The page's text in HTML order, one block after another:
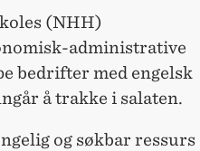
(NHH)
administrative
bedrifter med engelsk
å trakke i salaten.
og søkbar ressurs